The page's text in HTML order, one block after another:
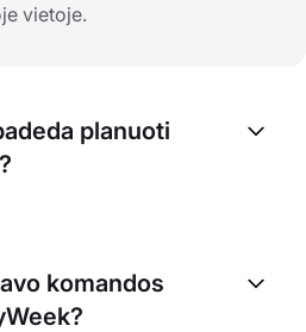
vietoje.
planuoti
nariui, priskirti
ir net sinchronizuoti su
komandos